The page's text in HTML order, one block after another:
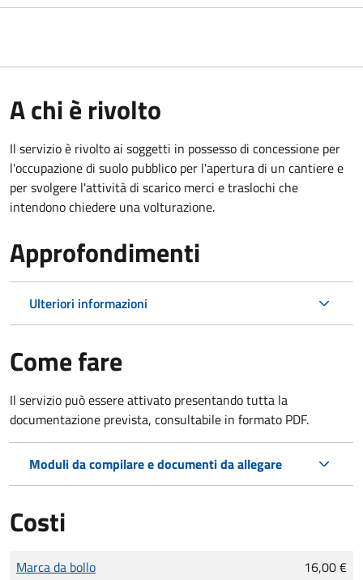
A chi è rivolto
Il servizio è rivolto ai soggetti in possesso di concessione per
l'occupazione di suolo pubblico per l'apertura di un cantiere e
per svolgere l'attività di scarico merci e traslochi che
intendono chiedere una volturazione.
Approfondimenti
Ulteriori informazioni
Come fare
Il servizio può essere attivato presentando tutta la
documentazione prevista, consultabile in formato PDF.
Moduli da compilare e documenti da allegare
Costi
Tipo di pagamento
Importo
Marca da bollo 16,00 €